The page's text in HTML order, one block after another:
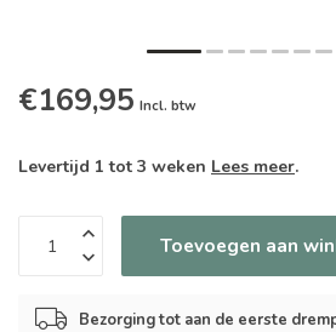
€169,95 Incl. btw
Levertijd 1 tot 3 weken Lees meer.
Toevoegen aan
Bezorging tot aan de eerste